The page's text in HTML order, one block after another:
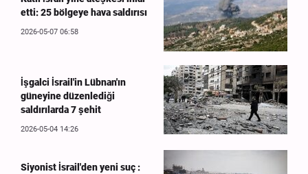
etti: 25 bölgeye hava saldırısı
2026-05-07 06:58
İşgalci İsrail'in Lübnan'ın
güneyine düzenlediği
saldırılarda 7 şehit
2026-05-04 14:26
Siyonist İsrail'den yeni suç :